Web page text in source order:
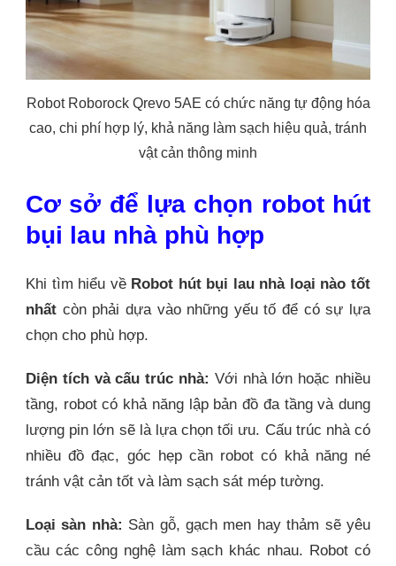
Robot Roborock Qrevo 5AE có chức năng tự động hóa
cao, chi phí hợp lý, khả năng làm sạch hiệu quả, tránh
vật cản thông minh
Cơ sở để lựa chọn robot hút
bụi lau nhà phù hợp
Khi tìm hiểu về Robot hút bụi lau nhà loại nào tốt
nhất còn phải dựa vào những yếu tố để có sự lựa
chọn cho phù hợp.
Diện tích và cấu trúc nhà: Với nhà lớn hoặc nhiều
tầng, robot có khả năng lập bản đồ đa tầng và dung
lượng pin lớn sẽ là lựa chọn tối ưu. Cấu trúc nhà có
nhiều đồ đạc, góc hẹp cần robot có khả năng né
tránh vật cản tốt và làm sạch sát mép tường.
Loại sàn nhà: Sàn gỗ, gạch men hay thảm sẽ yêu
cầu các công nghệ làm sạch khác nhau. Robot có